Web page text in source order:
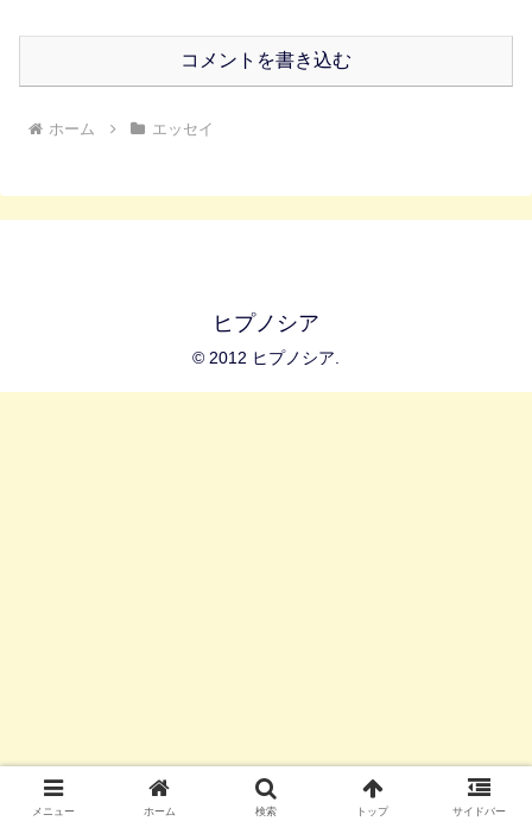
コメントを書き込む
ホーム エッセイ
ヒプノシア
© 2012 ヒプノシア.
メニュー ホーム 検索 トップ サイドバー